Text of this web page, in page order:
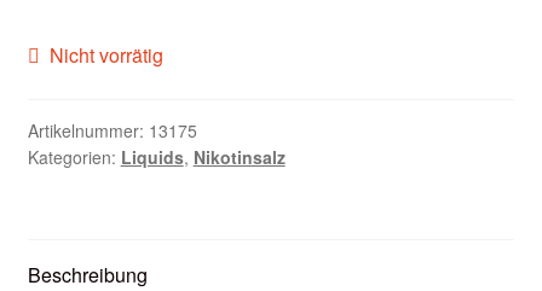
Unsere Standorte
Nicht vorrätig
Artikelnummer: 13175
Kategorien: Liquids, Nikotinsalz
Beschreibung